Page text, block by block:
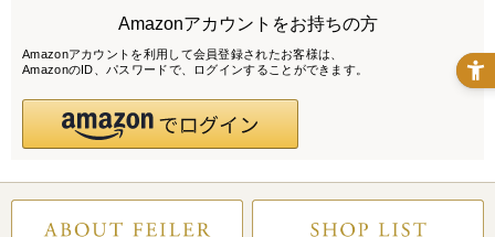
Amazonアカウントをお持ちの方
Amazonアカウントを利用して会員登録されたお客様は、
AmazonのID、パスワードで、ログインすることができます。